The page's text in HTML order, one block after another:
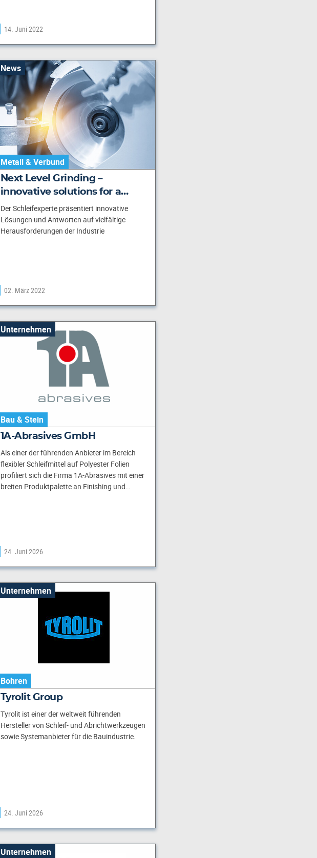
14. Juni 2022
News
Metall & Verbund
Next Level Grinding –
innovative solutions for a…
Der Schleifexperte präsentiert innovative
Lösungen und Antworten auf vielfältige
Herausforderungen der Industrie
02. März 2022
Unternehmen
Bau & Stein
1A-Abrasives GmbH
Als einer der führenden Anbieter im Bereich
flexibler Schleifmittel auf Polyester Folien
profiliert sich die Firma 1A-Abrasives mit einer
breiten Produktpalette an Finishing und…
24. Juni 2026
Unternehmen
Bohren
Tyrolit Group
Tyrolit ist einer der weltweit führenden
Hersteller von Schleif- und Abrichtwerkzeugen
sowie Systemanbieter für die Bauindustrie.
24. Juni 2026
Unternehmen